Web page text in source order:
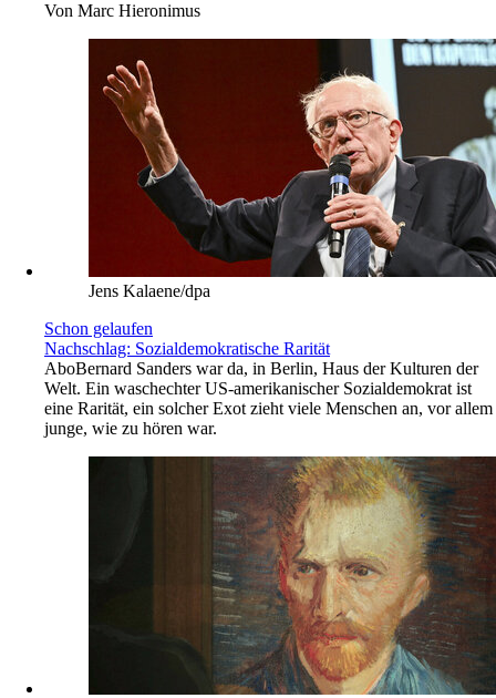
Von Marc Hieronimus
Jens Kalaene/dpa
Schon gelaufen
Nachschlag: Sozialdemokratische Rarität
AboBernard Sanders war da, in Berlin, Haus der Kulturen der
Welt. Ein waschechter US-amerikanischer Sozialdemokrat ist
eine Rarität, ein solcher Exot zieht viele Menschen an, vor allem
junge, wie zu hören war.